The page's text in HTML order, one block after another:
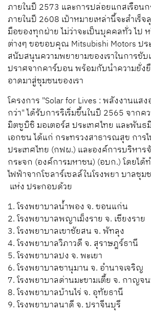
ภายในปี 2573 และการปล่อยแกสเรือน
ภายในปี 2608 เป้าหมายเหล่านี้จะสำเร็
มือของทุกฝ่าย ไม่ว่าจะเป็นบุคคลทั่ว ไป
ต่างๆ ขอขอบคุณ Mitsubishi Motors ปร
สนับสนุนความพยายามของเราในการขั
ปราศจากคาร์บอน พร้อมกับนำความยั่ง
อาดมาสู่ชุมชนของเรา
โครงการ "Solar for Lives : พลังงานแส
กว่า" ได้รับการริเริ่มขึ้นในปี 2565 จากค
มิตซูบิชิ มอเตอร์ส ประเทศไทย และพัน
เอกชน ได้แก่ กระทรวงสาธารณสุข การ
ประเทศไทย (กฟผ.) และองค์การบริหาร
กระจก (องค์การมหาชน) (อบก.) โดยได้
ไฟฟ้าจากโซลาร์เซลล์ในโรงพยา บาลชุ
แห่ง ประกอบด้วย
1. โรงพยาบาลน้ำพอง จ. ขอนแก่น
2. โรงพยาบาลพญาเม็งราย จ. เชียงราย
3. โรงพยาบาลเขาชัยสน จ. พัทลุง
4. โรงพยาบาลวิภาวดี จ. สุราษฎร์ธานี
5. โรงพยาบาลปง จ. พะเยา
6. โรงพยาบาลชานุมาน จ. อำนาจเจริญ
7. โรงพยาบาลด่านมะขามเตี้ย จ. กาญจ
8. โรงพยาบาลบ้านไร่ จ. อุทัยธานี
9. โรงพยาบาลนาดี จ. ปราจีนบุรี